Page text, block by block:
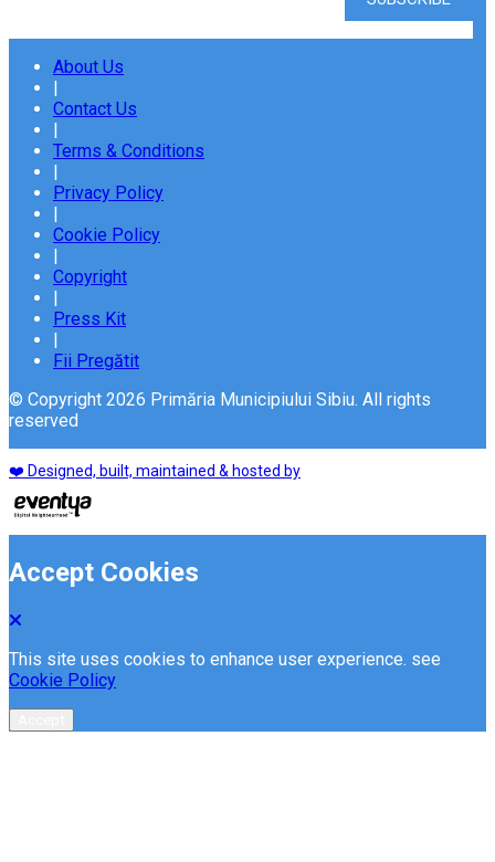
About Us
Contact Us
Terms & Conditions
Privacy Policy
Cookie Policy
Copyright
Press Kit
Fii Pregătit
© Copyright 2026 Primăria Municipiului Sibiu. All rights
reserved
❤️ Designed, built, maintained & hosted by
Accept Cookies
This site uses cookies to enhance user experience. see
Cookie Policy